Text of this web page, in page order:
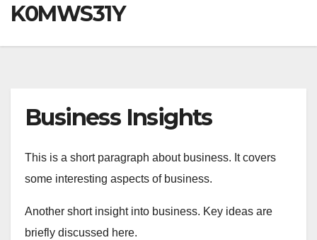
K0MWS31Y
Business Insights
This is a short paragraph about business. It covers
some interesting aspects of business.
Another short insight into business. Key ideas are
briefly discussed here.